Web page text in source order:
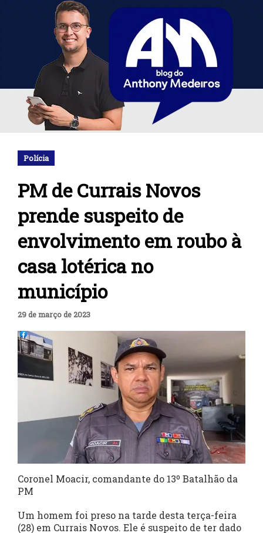
Polícia
PM de Currais Novos
prende suspeito de
envolvimento em roubo à
casa lotérica no
município
29 de março de 2023
Coronel Moacir, comandante do 13º Batalhão da
PM
Um homem foi preso na tarde desta terça-feira
(28) em Currais Novos. Ele é suspeito de ter dado